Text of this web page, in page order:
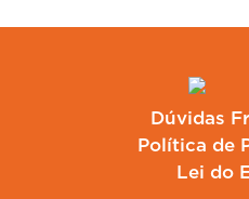
Dúvidas
Política de
Lei do